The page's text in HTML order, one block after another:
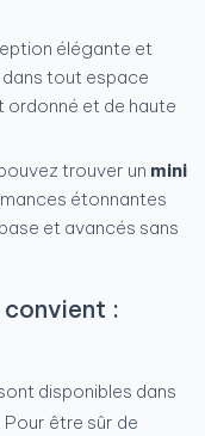
élégante et
tout espace
ordonné et de haute
trouver un mini
étonnantes
et avancés sans
:
disponibles dans
être sûr de